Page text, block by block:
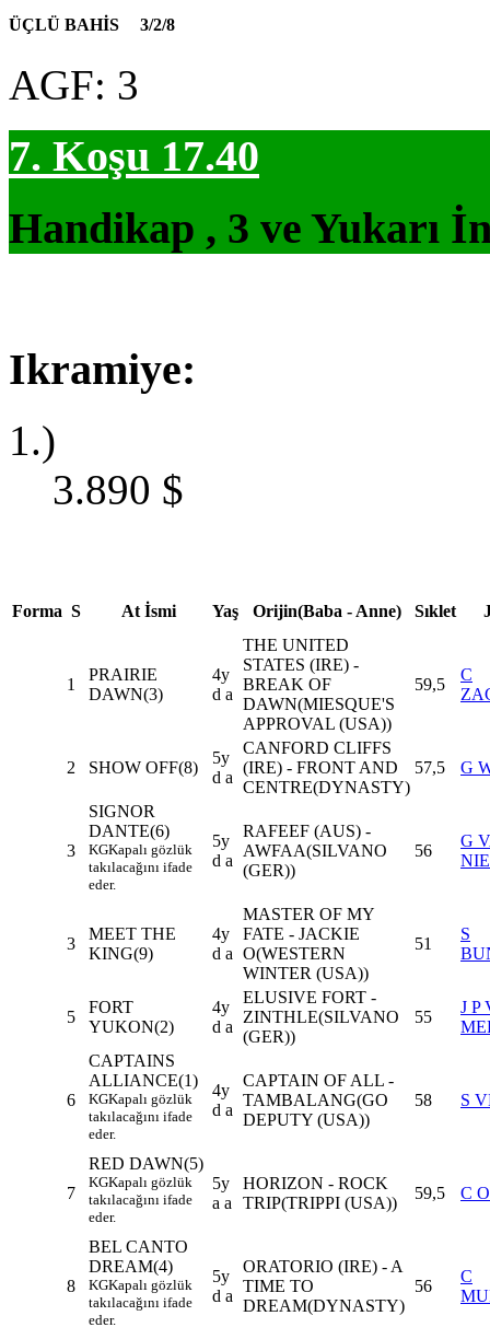
ÜÇLÜ BAHİS 3/2/8
AGF: 3
7. Koşu 17.40
Handikap , 3 ve Yukarı
Ikramiye:
1.)
3.890 $
Forma S At İsmi Yaş Orijin(Baba - Anne) Sıklet
1
PRAIRIE
DAWN(3)
4y
d a
THE UNITED
STATES (IRE) -
BREAK OF
DAWN(MIESQUE'S
APPROVAL (USA))
59,5
C
2 SHOW OFF(8)
5y
d a
CANFORD CLIFFS
(IRE) - FRONT AND
CENTRE(DYNASTY)
57,5 G
3
SIGNOR
DANTE(6)
KGKapalı gözlük
takılacağını ifade
eder.
5y
d a
RAFEEF (AUS) -
AWFAA(SILVANO
(GER))
56
G
3
MEET THE
KING(9)
4y
d a
MASTER OF MY
FATE - JACKIE
O(WESTERN
WINTER (USA))
51
S
5
FORT
YUKON(2)
4y
d a
ELUSIVE FORT -
ZINTHLE(SILVANO
(GER))
55
J P
6
CAPTAINS
ALLIANCE(1)
KGKapalı gözlük
takılacağını ifade
eder.
4y
d a
CAPTAIN OF ALL -
TAMBALANG(GO
DEPUTY (USA))
58 S
7
RED DAWN(5)
KGKapalı gözlük
takılacağını ifade
eder.
5y
a a
HORIZON - ROCK
TRIP(TRIPPI (USA))
59,5 C
8
BEL CANTO
DREAM(4)
KGKapalı gözlük
takılacağını ifade
eder.
5y
d a
ORATORIO (IRE) - A
TIME TO
DREAM(DYNASTY)
56
C